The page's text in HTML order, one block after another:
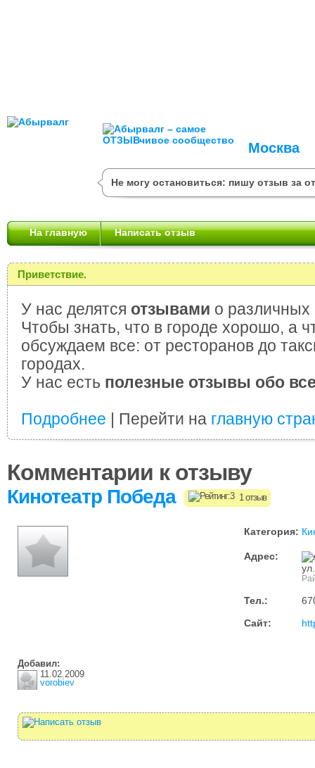
Москва
Не могу остановиться: пишу отзыв за
На главную Написать отзыв
Приветствие.
У нас делятся отзывами о различных
Чтобы знать, что в городе хорошо, а
обсуждаем все: от ресторанов до
городах.
У нас есть полезные отзывы обо
Подробнее | Перейти на главную
Комментарии к отзыву
Кинотеатр Победа 1 отзыв
Категория:
Адрес:
Тел.:
Сайт:
Добавил:
11.02.2009
vorobiev